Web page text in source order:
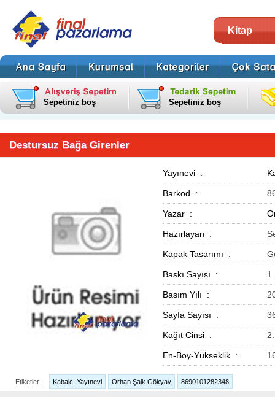
Kitap
Sepetiniz boş Sepetiniz boş
Destursuz Bağa Girenler
Yayınevi :
Barkod :
Yazar :
Hazırlayan :
Kapak Tasarımı :
Baskı Sayısı :
Basım Yılı :
Sayfa Sayısı :
Kağıt Cinsi :
En-Boy-Yükseklik :
Etiketler : Kabalcı Yayınevi Orhan Şaik Gökyay 8690101282348